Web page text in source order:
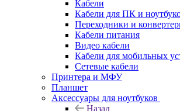
Кабели
Кабели для ПК и
Переходники и
Кабели питания
Видео кабели
Кабели для мобильных
Сетевые кабели
Принтера и МФУ
Планшет
Аксессуары для ноутбуков
Назад